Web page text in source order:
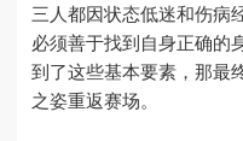
三人都因状态低迷和伤病
必须善于找到自身正确的
到了这些基本要素，那最
之姿重返赛场。